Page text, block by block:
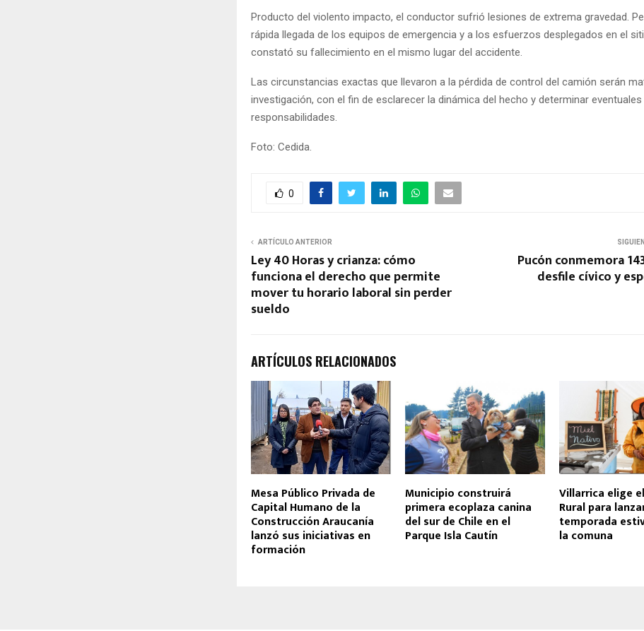
Producto del violento impacto, el conductor sufrió lesiones de extrema gravedad.
rápida llegada de los equipos de emergencia y a los esfuerzos desplegados en el
constató su fallecimiento en el mismo lugar del accidente.
Las circunstancias exactas que llevaron a la pérdida de control del camión serán
investigación, con el fin de esclarecer la dinámica del hecho y determinar eventuales
responsabilidades.
Foto: Cedida.
0
ARTÍCULO ANTERIOR
Ley 40 Horas y crianza: cómo
funciona el derecho que permite
mover tu horario laboral sin perder
sueldo
Pucón conmemora
desfile cívico y
ARTÍCULOS RELACIONADOS
Mesa Público Privada de
Capital Humano de la
Construcción Araucanía
lanzó sus iniciativas en
formación
Municipio construirá
primera ecoplaza canina
del sur de Chile en el
Parque Isla Cautín
Villarrica elige
Rural para
temporada
la comuna